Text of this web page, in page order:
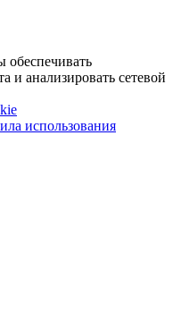
и анализировать сетевой
использования